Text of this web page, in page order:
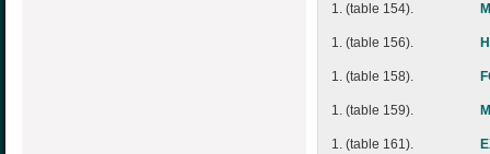
1. (table 154).
1. (table 156).
1. (table 158).
1. (table 159).
1. (table 161).